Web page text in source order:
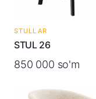
STULLAR
STUL 26
850 000 so'm